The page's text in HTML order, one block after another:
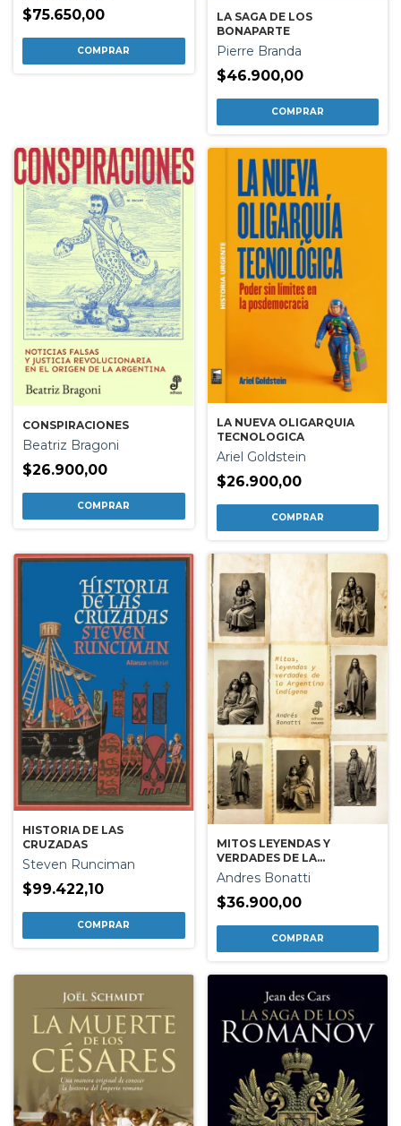
$75.650,00
LA SAGA DE LOS
BONAPARTE
Pierre Branda
$46.900,00
CONSPIRACIONES
Beatriz Bragoni
$26.900,00
LA NUEVA OLIGARQUIA
TECNOLOGICA
Ariel Goldstein
$26.900,00
HISTORIA DE LAS
CRUZADAS
Steven Runciman
$99.422,10
MITOS LEYENDAS Y
VERDADES DE LA
ARGENTINA INDIGENA
Andres Bonatti
$36.900,00